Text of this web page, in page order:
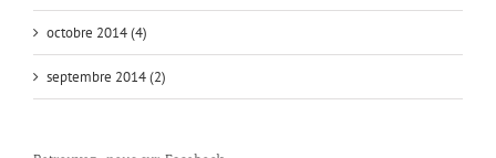
octobre 2014 (4)
septembre 2014 (2)